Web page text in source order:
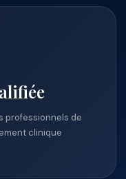
professionnels de
clinique